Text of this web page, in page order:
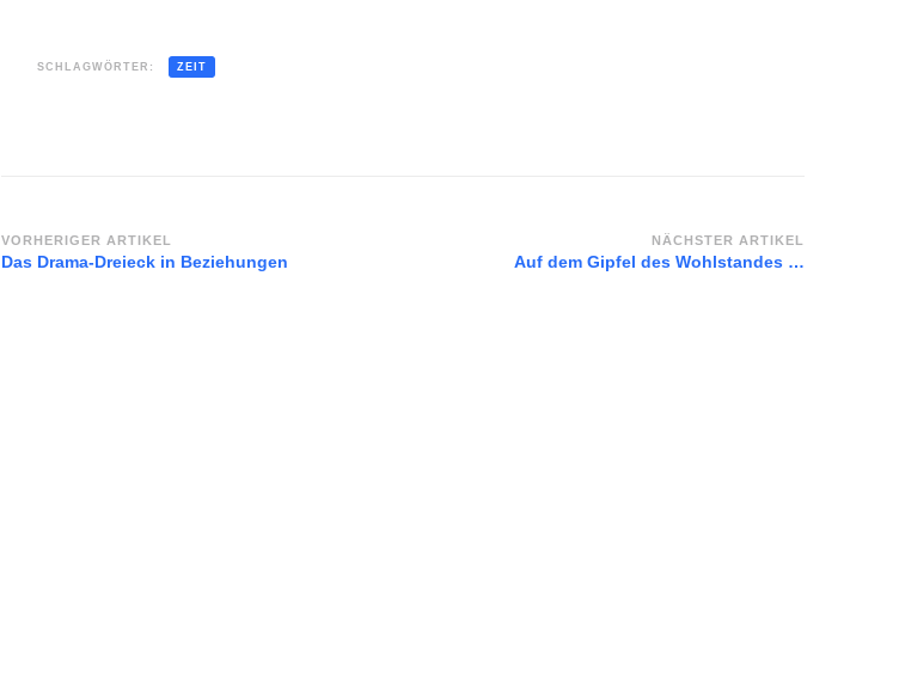
SCHLAGWÖRTER: ZEIT
Beitragsnavigation
VORHERIGER ARTIKEL
Das Drama-Dreieck in Beziehungen
NÄCHSTER ARTIKEL
Auf dem Gipfel des Wohlstandes …